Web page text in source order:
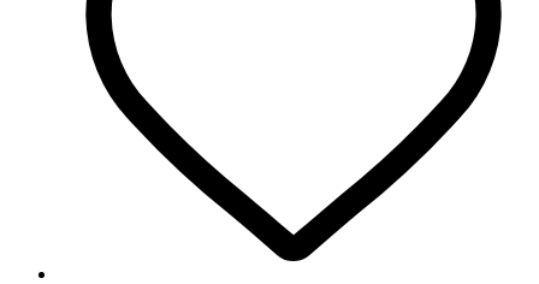
Mã giảm giá:
Ngày hết hạn: